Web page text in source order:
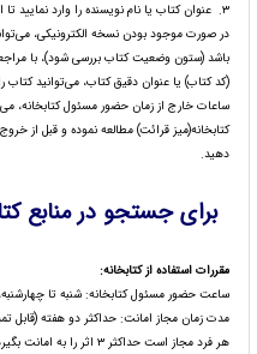
۳. عنوان کتاب یا نام نویسنده را وارد نمایید تا اثر مورد نظر شما نمایان شود.
در صورت موجود بودن نسخه الکترونیکی،
باشد (ستون وضعیت کتاب بررسی شود)، با
(کد کتاب) یا عنوان دقیق کتاب، می‌توانید کتاب
ساعات خارج از زمان حضور مسئول کتابخانه،
کتابخانه(میز قرائت) مطالعه نموده و قبل از
دهید.
برای جستجو در منابع
مقررات استفاده از کتابخانه:
ساعت حضور مسئول کتابخانه: شنبه تا چهارشنبه،
مدت زمان مجاز امانت: حداکثر دو هفته (قابل
هر فرد مجاز است حداکثر ۳ اثر را به امانت بگیرد